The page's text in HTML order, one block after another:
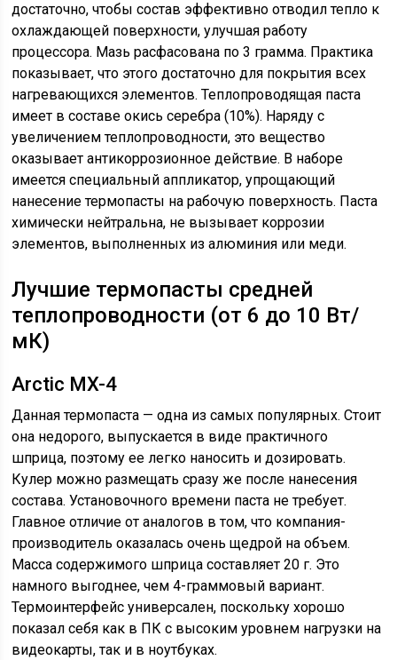
достаточно, чтобы состав эффективно отводил тепло к
охлаждающей поверхности, улучшая работу
процессора. Мазь расфасована по 3 грамма. Практика
показывает, что этого достаточно для покрытия всех
нагревающихся элементов. Теплопроводящая паста
имеет в составе окись серебра (10%). Наряду с
увеличением теплопроводности, это вещество
оказывает антикоррозионное действие. В наборе
имеется специальный аппликатор, упрощающий
нанесение термопасты на рабочую поверхность. Паста
химически нейтральна, не вызывает коррозии
элементов, выполненных из алюминия или меди.
Лучшие термопасты средней
теплопроводности (от 6 до 10 Вт/
мК)
Arctic MX-4
Данная термопаста — одна из самых популярных. Стоит
она недорого, выпускается в виде практичного
шприца, поэтому ее легко наносить и дозировать.
Кулер можно размещать сразу же после нанесения
состава. Установочного времени паста не требует.
Главное отличие от аналогов в том, что компания-
производитель оказалась очень щедрой на объем.
Масса содержимого шприца составляет 20 г. Это
намного выгоднее, чем 4-граммовый вариант.
Термоинтерфейс универсален, поскольку хорошо
показал себя как в ПК с высоким уровнем нагрузки на
видеокарты, так и в ноутбуках.